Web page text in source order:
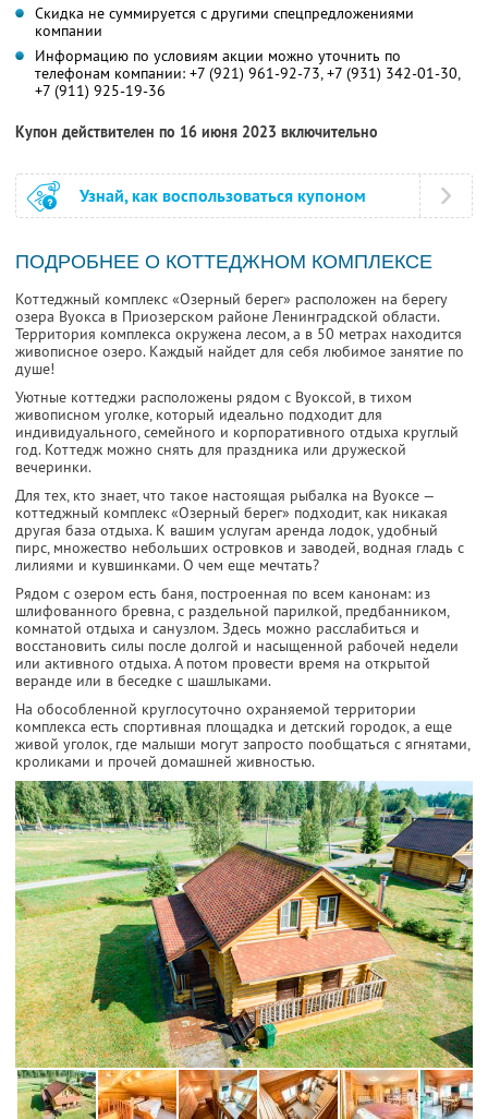
Скидка не суммируется с другими спецпредложениями
компании
Информацию по условиям акции можно уточнить по
телефонам компании: +7 (921) 961-92-73, +7 (931) 342-01-30,
+7 (911) 925-19-36
Купон действителен по 16 июня 2023 включительно
Узнай, как воспользоваться купоном
ПОДРОБНЕЕ О КОТТЕДЖНОМ КОМПЛЕКСЕ
Коттеджный комплекс «Озерный берег» расположен на берегу
озера Вуокса в Приозерском районе Ленинградской области.
Территория комплекса окружена лесом, а в 50 метрах находится
живописное озеро. Каждый найдет для себя любимое занятие по
душе!
Уютные коттеджи расположены рядом с Вуоксой, в тихом
живописном уголке, который идеально подходит для
индивидуального, семейного и корпоративного отдыха круглый
год. Коттедж можно снять для праздника или дружеской
вечеринки.
Для тех, кто знает, что такое настоящая рыбалка на Вуоксе —
коттеджный комплекс «Озерный берег» подходит, как никакая
другая база отдыха. К вашим услугам аренда лодок, удобный
пирс, множество небольших островков и заводей, водная гладь с
лилиями и кувшинками. О чем еще мечтать?
Рядом с озером есть баня, построенная по всем канонам: из
шлифованного бревна, с раздельной парилкой, предбанником,
комнатой отдыха и санузлом. Здесь можно расслабиться и
восстановить силы после долгой и насыщенной рабочей недели
или активного отдыха. А потом провести время на открытой
веранде или в беседке с шашлыками.
На обособленной круглосуточно охраняемой территории
комплекса есть спортивная площадка и детский городок, а еще
живой уголок, где малыши могут запросто пообщаться с ягнятами,
кроликами и прочей домашней живностью.